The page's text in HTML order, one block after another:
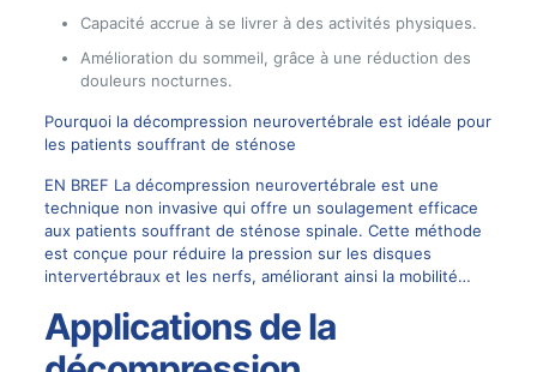
Capacité accrue à se livrer à des activités physiques.
Amélioration du sommeil, grâce à une réduction des
douleurs nocturnes.
Pourquoi la décompression neurovertébrale est idéale pour
les patients souffrant de sténose
EN BREF La décompression neurovertébrale est une
technique non invasive qui offre un soulagement efficace
aux patients souffrant de sténose spinale. Cette méthode
est conçue pour réduire la pression sur les disques
intervertébraux et les nerfs, améliorant ainsi la mobilité…
Applications de la